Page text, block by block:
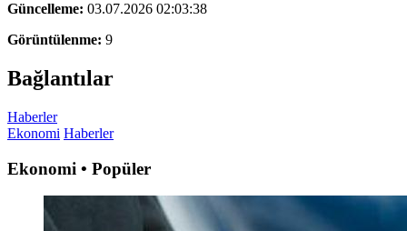
Güncelleme: 03.07.2026 02:03:38
Görüntülenme: 9
Bağlantılar
Haberler
Ekonomi Haberler
Ekonomi • Popüler